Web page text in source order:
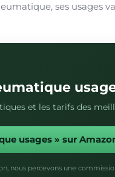
ses usages
et les tarifs des
usages » sur
nous percevons une